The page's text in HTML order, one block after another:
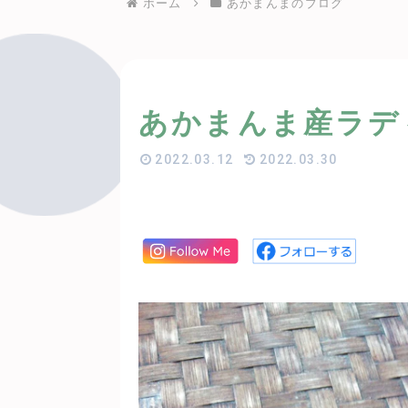
ホーム あかまんまのブログ
あかまんま産ラ
2022.03.12 2022.03.30